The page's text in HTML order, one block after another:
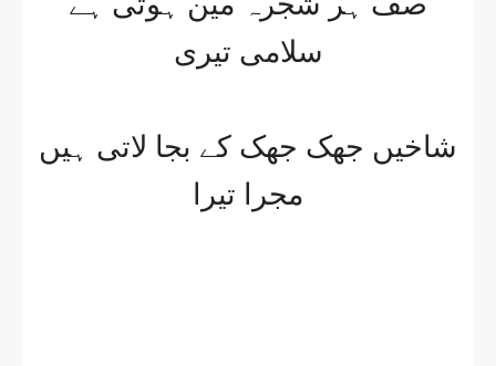
سلامی تیری
شاخیں جھک جھک کے بجا لاتی ہیں
مجرا تیرا